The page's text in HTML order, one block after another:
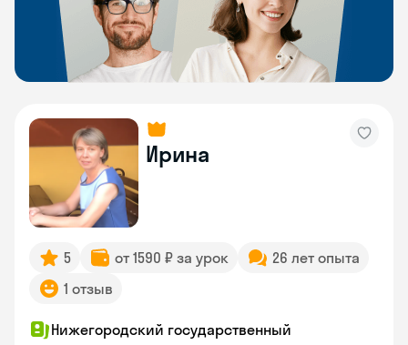
Ирина
5 от 1590 ₽ за урок
26 лет опыта
1 отзыв
Нижегородский государственный